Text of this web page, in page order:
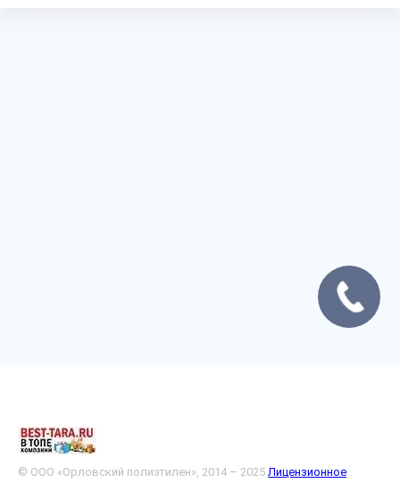
© ООО «Орловский полиэтилен», 2014 – 2025 Лицензионное